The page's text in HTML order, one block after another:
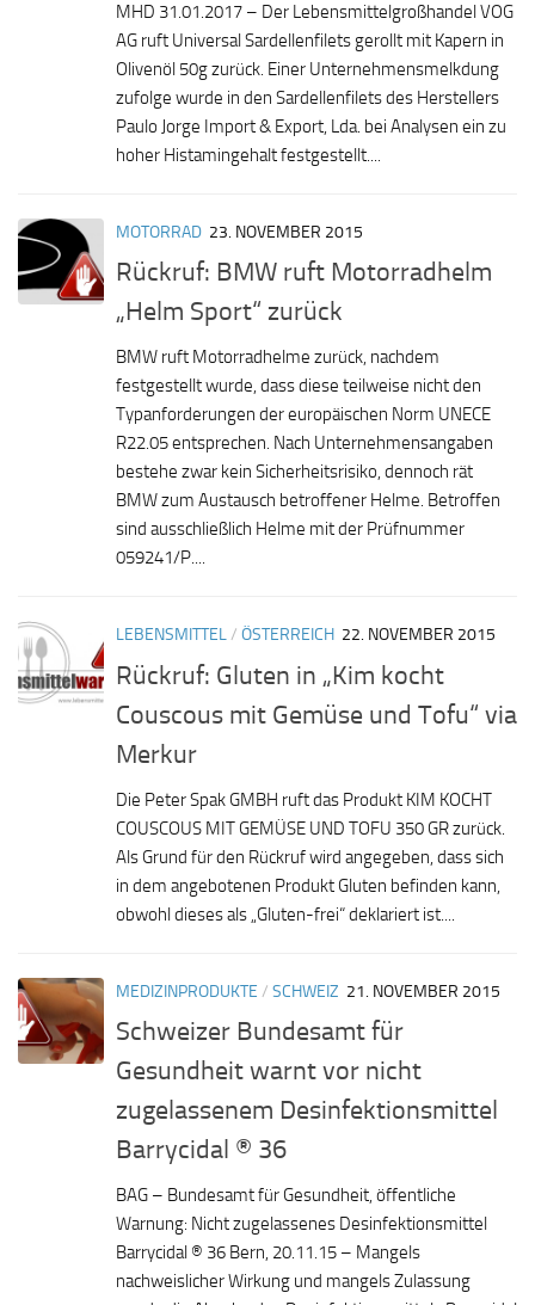
MHD 31.01.2017 – Der Lebensmittelgroßhandel VOG
AG ruft Universal Sardellenfilets gerollt mit Kapern in
Olivenöl 50g zurück. Einer Unternehmensmelkdung
zufolge wurde in den Sardellenfilets des Herstellers
Paulo Jorge Import & Export, Lda. bei Analysen ein zu
hoher Histamingehalt festgestellt....
MOTORRAD 23. NOVEMBER 2015
Rückruf: BMW ruft Motorradhelm
„Helm Sport“ zurück
BMW ruft Motorradhelme zurück, nachdem
festgestellt wurde, dass diese teilweise nicht den
Typanforderungen der europäischen Norm UNECE
R22.05 entsprechen. Nach Unternehmensangaben
bestehe zwar kein Sicherheitsrisiko, dennoch rät
BMW zum Austausch betroffener Helme. Betroffen
sind ausschließlich Helme mit der Prüfnummer
059241/P....
LEBENSMITTEL/ ÖSTERREICH 22. NOVEMBER 2015
Rückruf: Gluten in „Kim kocht
Couscous mit Gemüse und Tofu“ via
Merkur
Die Peter Spak GMBH ruft das Produkt KIM KOCHT
COUSCOUS MIT GEMÜSE UND TOFU 350 GR zurück.
Als Grund für den Rückruf wird angegeben, dass sich
in dem angebotenen Produkt Gluten befinden kann,
obwohl dieses als „Gluten-frei“ deklariert ist....
MEDIZINPRODUKTE / SCHWEIZ 21. NOVEMBER 2015
Schweizer Bundesamt für
Gesundheit warnt vor nicht
zugelassenem Desinfektionsmittel
Barrycidal ® 36
BAG – Bundesamt für Gesundheit, öffentliche
Warnung: Nicht zugelassenes Desinfektionsmittel
Barrycidal ® 36 Bern, 20.11.15 – Mangels
nachweislicher Wirkung und mangels Zulassung